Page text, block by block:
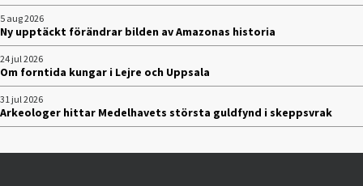
5 aug 2026
Ny upptäckt förändrar bilden av Amazonas historia
24 jul 2026
Om forntida kungar i Lejre och Uppsala
31 jul 2026
Arkeologer hittar Medelhavets största guldfynd i skeppsvrak